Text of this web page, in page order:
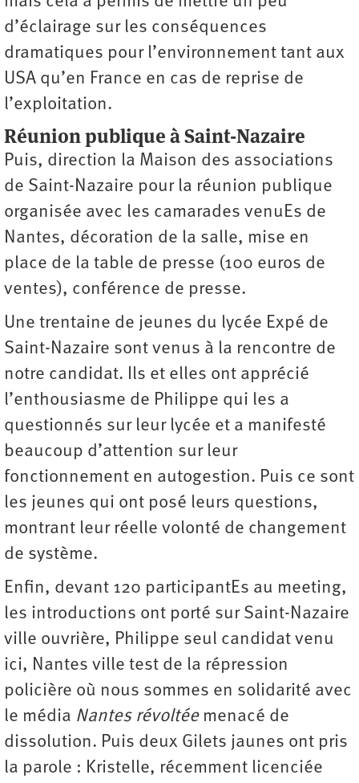
d’éclairage sur les conséquences
dramatiques pour l’environnement tant aux
USA qu’en France en cas de reprise de
l’exploitation.
Réunion publique à Saint-Nazaire
Puis, direction la Maison des associations
de Saint-Nazaire pour la réunion publique
organisée avec les camarades venuEs de
Nantes, décoration de la salle, mise en
place de la table de presse (100 euros de
ventes), conférence de presse.
Une trentaine de jeunes du lycée Expé de
Saint-Nazaire sont venus à la rencontre de
notre candidat. Ils et elles ont apprécié
l’enthousiasme de Philippe qui les a
questionnés sur leur lycée et a manifesté
beaucoup d’attention sur leur
fonctionnement en autogestion. Puis ce sont
les jeunes qui ont posé leurs questions,
montrant leur réelle volonté de changement
de système.
Enfin, devant 120 participantEs au meeting,
les introductions ont porté sur Saint-Nazaire
ville ouvrière, Philippe seul candidat venu
ici, Nantes ville test de la répression
policière où nous sommes en solidarité avec
le média Nantes révoltéemenacé de
dissolution. Puis deux Gilets jaunes ont pris
la parole : Kristelle, récemment licenciée